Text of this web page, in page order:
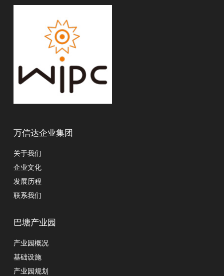
万信达企业集团
关于我们
企业文化
发展历程
联系我们
巴塘产业园
产业园概况
基础设施
产业园规划